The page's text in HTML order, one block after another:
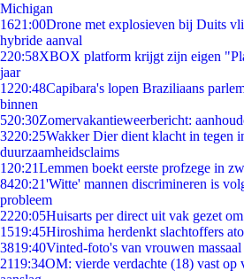
Michigan
1621:00Drone met explosieven bij Duits
hybride aanval
220:58XBOX platform krijgt zijn eigen
jaar
1220:48Capibara's lopen Braziliaans
binnen
520:30Zomervakantieweerbericht:
3220:25Wakker Dier dient klacht in tegen
duurzaamheidsclaims
1 20:21Lemmen boekt eerste profzege in
8420:21'Witte' mannen discrimineren is
probleem
2220:05Huisarts per direct uit vak gezet
1519:45Hiroshima herdenkt slachtoffers
3819:40Vinted-foto's van vrouwen massaal
2119:34OM: vierde verdachte (18) vast op